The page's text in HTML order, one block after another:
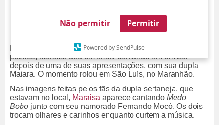
Não permitir Permitir
Powered by SendPulse
Mostrando que é uma artista versátil e não importa o
público, Maraisa deu umshowcantando em um bar
depois de uma de suas apresentações, com sua dupla
Maiara. O momento rolou em São Luís, no Maranhão.
Nas imagens feitas pelos fãs da dupla sertaneja, que
estavam no local, Maraisa aparece cantando Medo
Bobo junto com seu namorado Fernando Mocó. Os dois
trocam olhares e carinhos enquanto curtem a música.